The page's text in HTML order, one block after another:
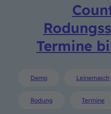
Termine
Demo Leinemasch
Rodung Termine